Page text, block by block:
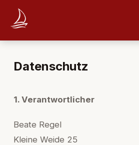
Datenschutz
1. Verantwortlicher
Beate Regel
Kleine Weide 25